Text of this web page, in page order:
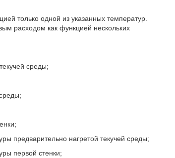
только одной из указанных температур.
расходом как функцией нескольких
среды;
предварительно нагретой текучей среды;
первой стенки;